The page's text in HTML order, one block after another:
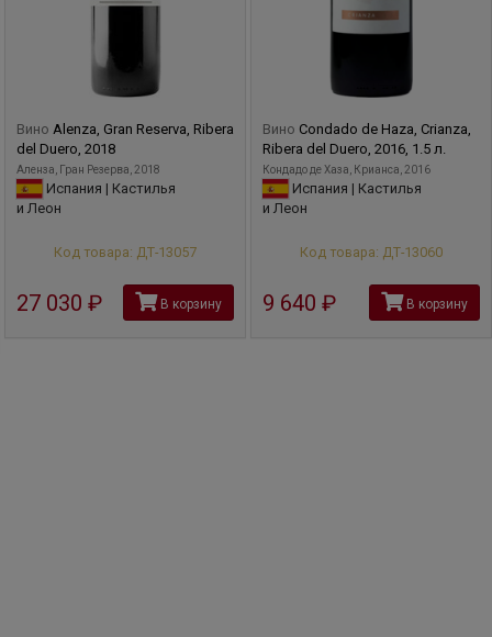
Вино Alenza, Gran Reserva, Ribera
del Duero, 2018
Аленза, Гран Резерва, 2018
Испания | Кастилья
и Леон
Код товара: ДТ-13057
27 030 руб В корзину
Вино Condado de Haza, Crianza,
Ribera del Duero, 2016, 1.5 л.
Кондадо де Хаза, Крианса, 2016
Испания | Кастилья
и Леон
Код товара: ДТ-13060
9 640 руб В корзину